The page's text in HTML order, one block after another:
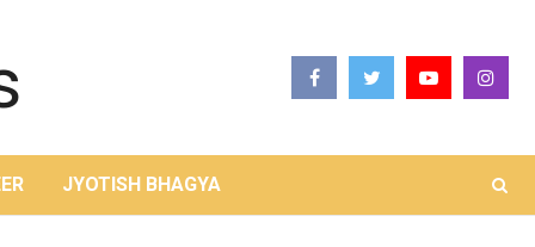
JYOTISH BHAGYA